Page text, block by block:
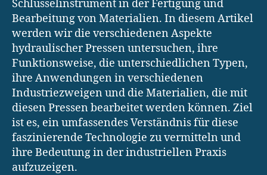
Schlüsselinstrument in der Fertigung und
Bearbeitung von Materialien. In diesem Artikel
werden wir die verschiedenen Aspekte
hydraulischer Pressen untersuchen, ihre
Funktionsweise, die unterschiedlichen Typen,
ihre Anwendungen in verschiedenen
Industriezweigen und die Materialien, die mit
diesen Pressen bearbeitet werden können. Ziel
ist es, ein umfassendes Verständnis für diese
faszinierende Technologie zu vermitteln und
ihre Bedeutung in der industriellen Praxis
aufzuzeigen.